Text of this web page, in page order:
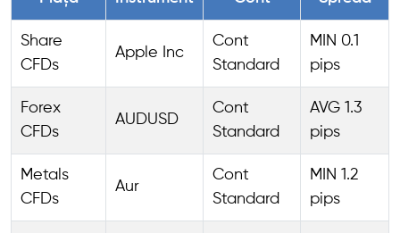
Share
CFDs
Apple Inc
Cont
Standard
MIN 0.1
pips
Forex
CFDs
AUDUSD
Cont
Standard
AVG 1.3
pips
Metals
CFDs
Aur
Cont
Standard
MIN 1.2
pips